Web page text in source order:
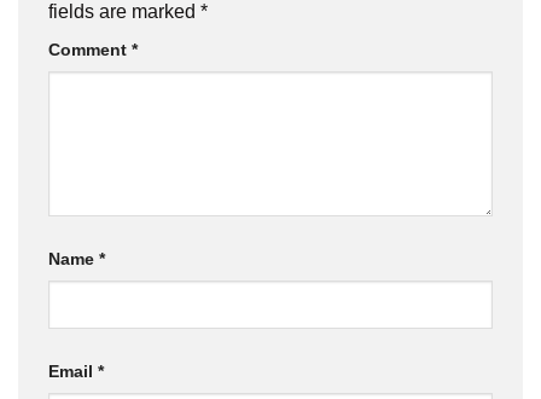
fields are marked *
Comment *
Name *
Email *